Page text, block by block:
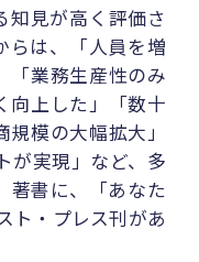
知見が高く評価さ
らは、「人員を増
「業務生産性のみ
向上した」「数十
模の大幅拡大」
が実現」など、多
著書に、「あなた
ト・プレス刊があ